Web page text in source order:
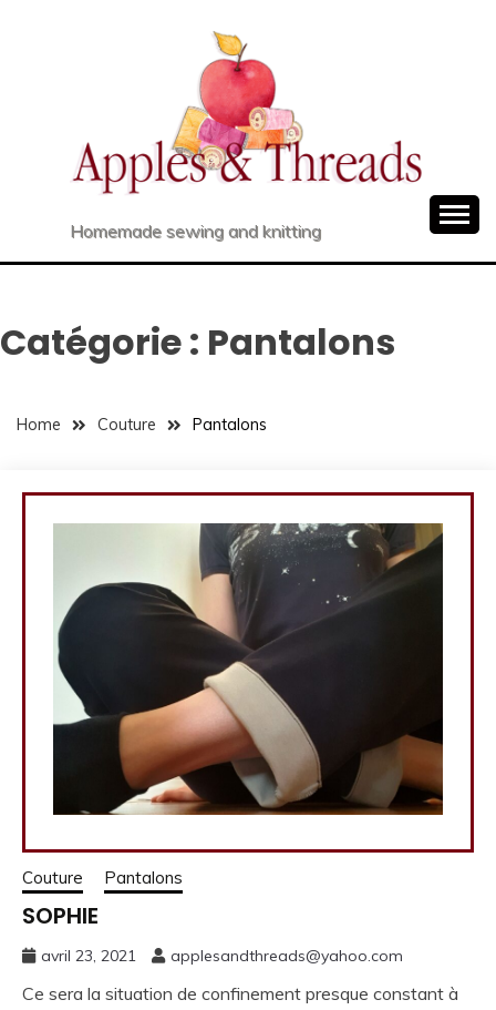
Homemade sewing and knitting
Catégorie : Pantalons
Home Couture Pantalons
Couture Pantalons
SOPHIE
avril 23, 2021 applesandthreads@yahoo.com
Ce sera la situation de confinement presque constant à